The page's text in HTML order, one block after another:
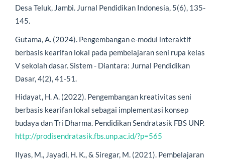
Desa Teluk, Jambi. Jurnal Pendidikan Indonesia, 5(6), 135-
145.
Gutama, A. (2024). Pengembangan e-modul interaktif
berbasis kearifan lokal pada pembelajaran seni rupa kelas
V sekolah dasar. Sistem - Diantara: Jurnal Pendidikan
Dasar, 4(2), 41-51.
Hidayat, H. A. (2022). Pengembangan kreativitas seni
berbasis kearifan lokal sebagai implementasi konsep
budaya dan Tri Dharma. Pendidikan Sendratasik FBS UNP.
http://prodisendratasik.fbs.unp.ac.id/?p=565
Ilyas, M., Jayadi, H. K., & Siregar, M. (2021). Pembelajaran